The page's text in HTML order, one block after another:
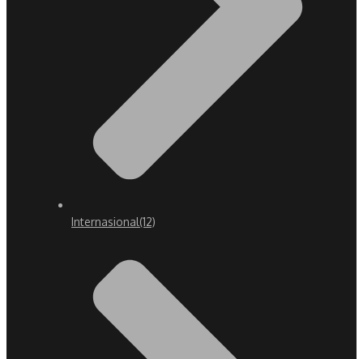
Internasional(12)